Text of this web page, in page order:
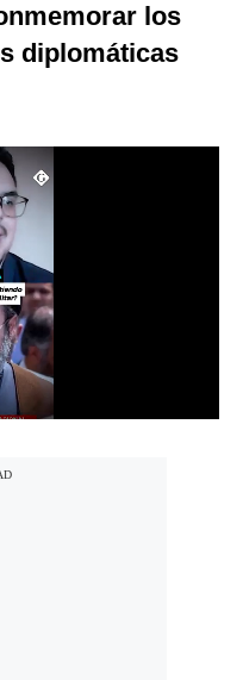
los
diplomáticas